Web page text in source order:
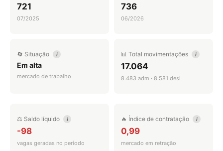
721
07/2025
736
06/2026
🔄 Situação i
Em alta
mercado de trabalho
📊 Total movimentações i
17.064
8.483 adm · 8.581 desl
⚖️ Saldo líquido i
-98
vagas geradas no período
🔥 Índice de contratação i
0,99
mercado em retração